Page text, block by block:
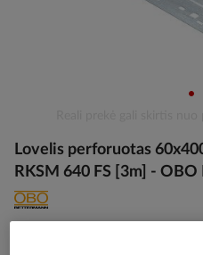
the
beginning
the
images
Lovelis perforuotas
RKSM 640 FS [3m] -